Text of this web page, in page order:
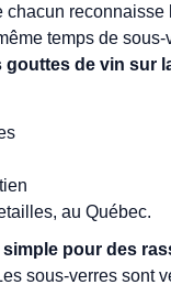
chacun reconnaisse
temps de sous-
gouttes de vin sur
au Québec.
pour des
sous-verres sont